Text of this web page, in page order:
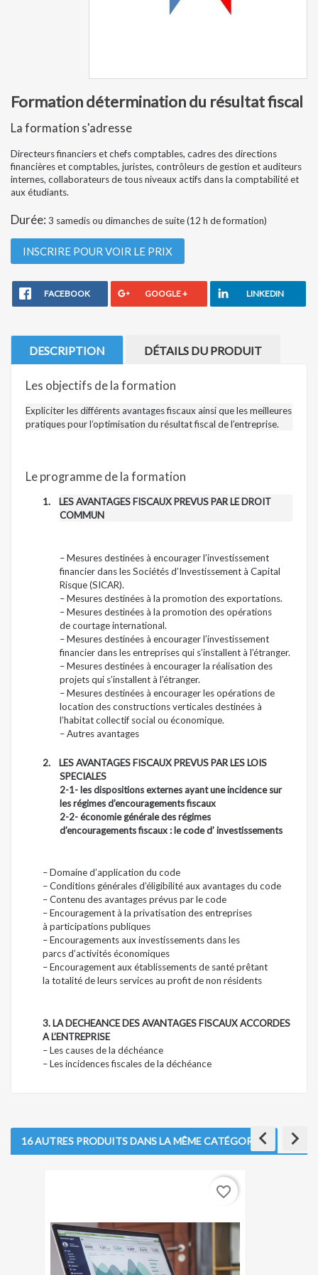
Formation détermination du résultat fiscal
La formation s'adresse
Directeurs financiers et chefs comptables, cadres des directions
financières et comptables, juristes, contrôleurs de gestion et auditeurs
internes, collaborateurs de tous niveaux actifs dans la comptabilité et
aux étudiants.
Durée: 3 samedis ou dimanches de suite (12 h de formation)
INSCRIRE POUR VOIR LE PRIX
FACEBOOK GOOGLE + LINKEDIN
DESCRIPTION DÉTAILS DU PRODUIT
Les objectifs de la formation
Expliciter les différents avantages fiscaux ainsi que les meilleures
pratiques pour l’optimisation du résultat fiscal de l’entreprise.
Le programme de la formation
1.
LES AVANTAGES FISCAUX PREVUS PAR LE DROIT
COMMUN
– Mesures destinées à encourager l’investissement
financier dans les Sociétés d’Investissement à Capital
Risque (SICAR).
– Mesures destinées à la promotion des exportations.
– Mesures destinées à la promotion des opérations
de courtage international.
– Mesures destinées à encourager l’investissement
financier dans les entreprises qui s’installent à l’étranger.
– Mesures destinées à encourager la réalisation des
projets qui s’installent à l’étranger.
– Mesures destinées à encourager les opérations de
location des constructions verticales destinées à
l’habitat collectif social ou économique.
– Autres avantages
2.
LES AVANTAGES FISCAUX PREVUS PAR LES LOIS
SPECIALES
2-1- les dispositions externes ayant une incidence sur
les régimes d’encouragements fiscaux
2-2- économie générale des régimes
d’encouragements fiscaux : le code d’ investissements
– Domaine d’application du code
– Conditions générales d’éligibilité aux avantages du code
– Contenu des avantages prévus par le code
– Encouragement à la privatisation des entreprises
à participations publiques
– Encouragements aux investissements dans les
parcs d’activités économiques
– Encouragement aux établissements de santé prêtant
la totalité de leurs services au profit de non résidents
3. LA DECHEANCE DES AVANTAGES FISCAUX ACCORDES
A L’ENTREPRISE
– Les causes de la déchéance
– Les incidences fiscales de la déchéance
16 AUTRES PRODUITS DANS LA MÊME CATÉGORIE :
keyboard_arrow_left
favorite_border
keyboard_arrow_right